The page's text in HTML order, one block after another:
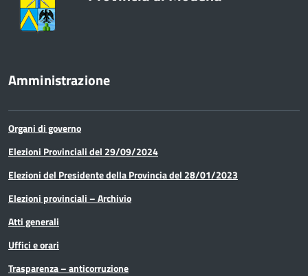
Amministrazione
Organi di governo
Elezioni Provinciali del 29/09/2024
Elezioni del Presidente della Provincia del 28/01/2023
Elezioni provinciali – Archivio
Atti generali
Uffici e orari
Trasparenza – anticorruzione